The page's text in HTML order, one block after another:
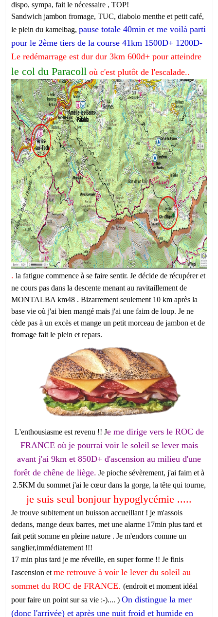
dispo, sympa, fait le nécessaire , TOP!
Sandwich jambon fromage, TUC, diabolo menthe et petit café,
le plein du kamelbag, pause totale 40min et me voilà parti
pour le 2ème tiers de la course 41km 1500D+ 1200D-
Le redémarrage est dur dur 3km 600d+ pour atteindre
le col du Paracoll où c'est plutôt de l'escalade..
. la fatigue commence à se faire sentir. Je décide de récupérer et
ne cours pas dans la descente menant au ravitaillement de
MONTALBA km48 . Bizarrement seulement 10 km après la
base vie où j'ai bien mangé mais j'ai une faim de loup. Je ne
cède pas à un excès et mange un petit morceau de jambon et de
fromage fait le plein et repars.
L'enthousiasme est revenu !! Je me dirige vers le ROC de
FRANCE où je pourrai voir le soleil se lever mais
avant j'ai 9km et 850D+ d'ascension au milieu d'une
forêt de chêne de liège. Je pioche sévèrement, j'ai faim et à
2.5KM du sommet j'ai le cœur dans la gorge, la tête qui tourne,
je suis seul bonjour hypoglycémie .....
Je trouve subitement un buisson accueillant ! je m'assois
dedans, mange deux barres, met une alarme 17min plus tard et
fait petit somme en pleine nature . Je m'endors comme un
sanglier,immédiatement !!!
17 min plus tard je me réveille, en super forme !! Je finis
l'ascension et me retrouve à voir le lever du soleil au
sommet du ROC de FRANCE. (endroit et moment idéal
pour faire un point sur sa vie :-).... ) On distingue la mer
(donc l'arrivée) et après une nuit froid et humide en